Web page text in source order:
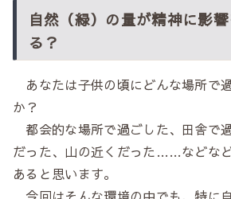
自然（緑）の量が精神に影
る？
あなたは子供の頃にどんな場所で
か？
都会的な場所で過ごした、田舎で
だった、山の近くだった……などな
あると思います。